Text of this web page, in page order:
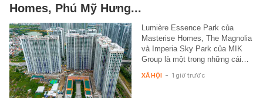
Homes, Phú Mỹ Hưng...
Lumière Essence Park của
Masterise Homes, The Magnolia
và Imperia Sky Park của MIK
Group là một trong những cái…
XÃ HỘI - 1 giờ trước